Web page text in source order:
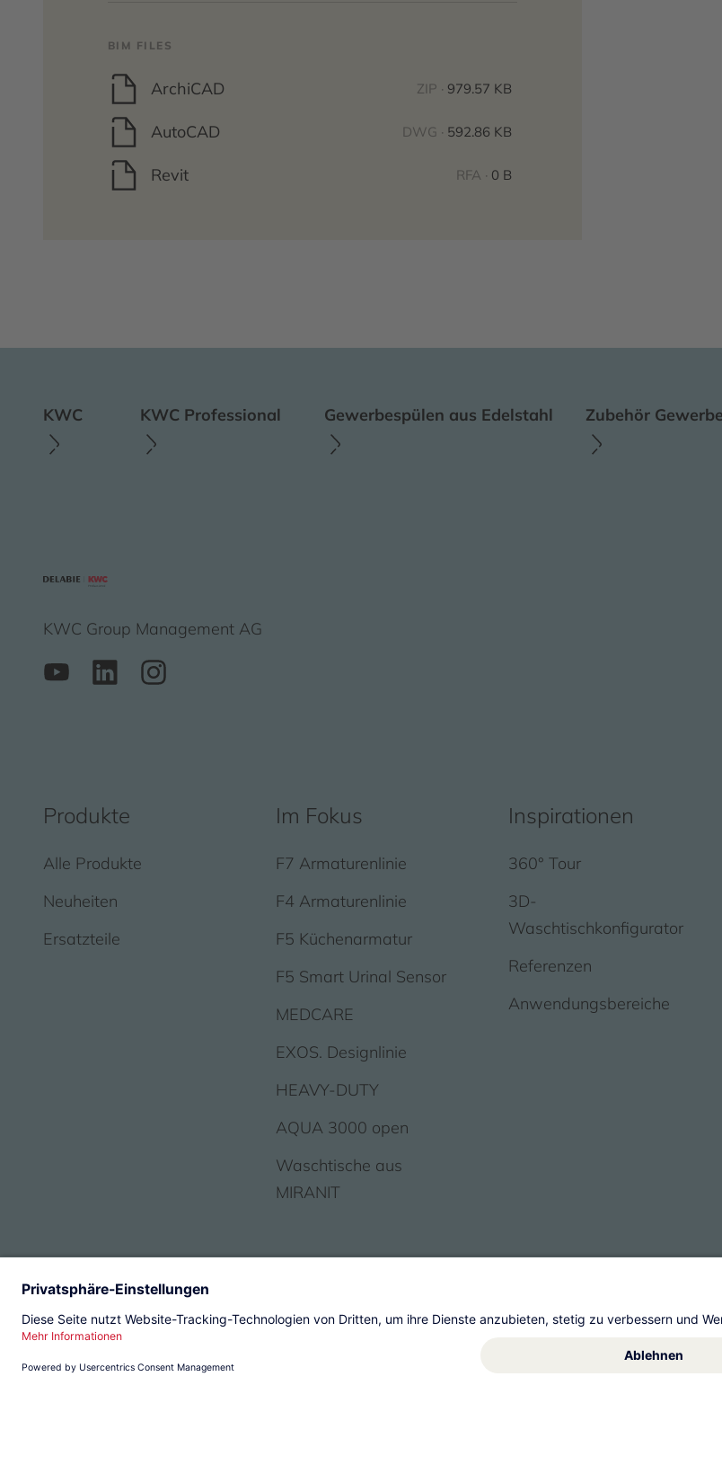
BIM FILES
ArchiCAD ZIP · 979.57 KB
AutoCAD DWG · 592.86 KB
Revit RFA · 0 B
KWC KWC Professional Gewerbespülen aus Edelstahl Zubehör
KWC Group Management AG
Produkte
Alle Produkte
Neuheiten
Ersatzteile
Im Fokus
F7 Armaturenlinie
F4 Armaturenlinie
F5 Küchenarmatur
F5 Smart Urinal Sensor
MEDCARE
EXOS. Designlinie
HEAVY-DUTY
AQUA 3000 open
Waschtische aus
MIRANIT
Inspirationen
360° Tour
3D-
Waschtischkonfigurator
Referenzen
Anwendungsbereiche
© 2026 KWC Group Management AG Allgemeine